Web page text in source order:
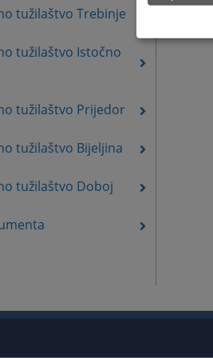
tužilaštvo Trebinje
tužilaštvo Istočno
tužilaštvo Prijedor
tužilaštvo Bijeljina
tužilaštvo Doboj